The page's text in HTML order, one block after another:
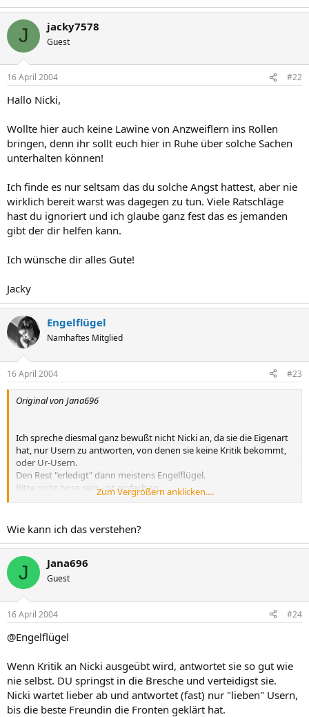
J jacky7578
Guest
16 April 2004 #22
Hallo Nicki,
Wollte hier auch keine Lawine von Anzweiflern ins Rollen
bringen, denn ihr sollt euch hier in Ruhe über solche Sachen
unterhalten können!
Ich finde es nur seltsam das du solche Angst hattest, aber nie
wirklich bereit warst was dagegen zu tun. Viele Ratschläge
hast du ignoriert und ich glaube ganz fest das es jemanden
gibt der dir helfen kann.
Ich wünsche dir alles Gute!
Jacky
Engelflügel
Namhaftes Mitglied
16 April 2004 #23
Original von Jana696
Ich spreche diesmal ganz bewußt nicht Nicki an, da sie die Eigenart
hat, nur Usern zu antworten, von denen sie keine Kritik bekommt,
oder Ur-Usern.
Den Rest "erledigt" dann meistens Engelflügel.
Bitte nicht böse sein - ist einfach so.
Gruß Jana
Zum Vergrößern anklicken....
Wie kann ich das verstehen?
J Jana696
Guest
16 April 2004 #24
@Engelflügel
Wenn Kritik an Nicki ausgeübt wird, antwortet sie so gut wie
nie selbst. DU springst in die Bresche und verteidigst sie.
Nicki wartet lieber ab und antwortet (fast) nur "lieben" Usern,
bis die beste Freundin die Fronten geklärt hat.